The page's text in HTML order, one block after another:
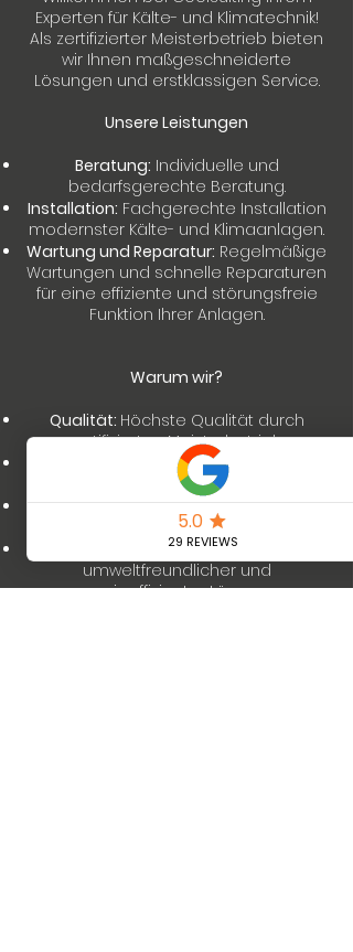
Experten für Kälte- und Klimatechnik!
Als zertifizierter Meisterbetrieb bieten
wir Ihnen maßgeschneiderte
Lösungen und erstklassigen Service.
Unsere Leistungen
Beratung: Individuelle und
bedarfsgerechte Beratung.
Installation: Fachgerechte Installation
modernster Kälte- und Klimaanlagen.
Wartung und Reparatur: Regelmäßige
Wartungen und schnelle Reparaturen
für eine effiziente und störungsfreie
Funktion Ihrer Anlagen.
Warum wir?
Qualität: Höchste Qualität durch
zertifizierten Meisterbetrieb.
Langjährige Erfahrung und
Fachkompetenz.
Kundenzufriedenheit:Ihr Vertrauen
und Ihre Zufriedenheit sind unser Ziel.
Umweltfreundlich:Einsatz
umweltfreundlicher und
energieeffizienter Lösungen.